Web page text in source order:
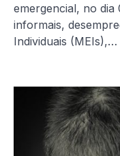
emergencial, no dia
informais,
Individuais (MEIs),…